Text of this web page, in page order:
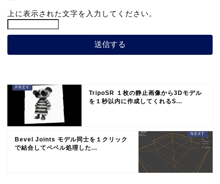
上に表示された文字を入力してください。
TripoSR １枚の静止画像から3Dモデル
を１秒以内に作成してくれるS...
Bevel Joints モデル同士を１クリック
で結合してベベル処理した...